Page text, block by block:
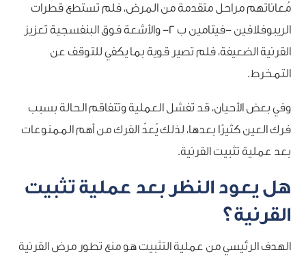
مُعاناتهم مراحل متقدمة من المرض، فلم تستطع قطرات
الريبوفلافين -فيتامين ب 2- والأشعة فوق البنفسجية تعزيز
القرنية الضعيفة، فلم تصير قوية بما يكفي للتوقف عن
التمخرط.
وفي بعض الأحيان، قد تفشل العملية وتتفاقم الحالة بسبب
فرك العين كثيرًا بعدها، لذلك يُعدّ الفرك من أهم الممنوعات
بعد عملية تثبيت القرنية.
هل يعود النظر بعد عملية تثبيت
القرنية؟
الهدف الرئيسي من عملية التثبيت هو منع تطور مرض القرنية